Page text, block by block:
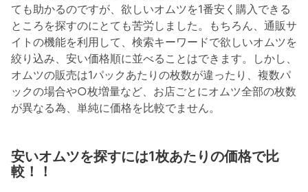
ても助かるのですが、欲しいオムツを1番安く購入できる
ところを探すのにとても苦労しました。もちろん、通販サ
イトの機能を利用して、検索キーワードで欲しいオムツを
絞り込み、安い価格順に並べることはできます。しかし、
オムツの販売は1パックあたりの枚数が違ったり、複数パ
ックの場合や○枚増量など、お店ごとにオムツ全部の枚数
が異なる為、単純に価格を比較でません。
安いオムツを探すには1枚あたりの価格で比
較！！